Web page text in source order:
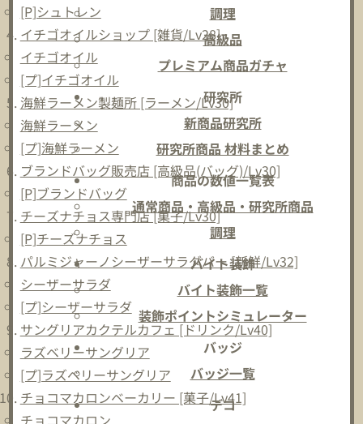
調理
高級品
プレミアム商品ガチャ
研究所
新商品研究所
研究所商品 材料まとめ
商品の数値一覧表
通常商品・高級品・研究所商品
調理
バイト装飾
バイト装飾一覧
装飾ポイントシミュレーター
バッジ
バッジ一覧
デコ
[P]シュトレン
イチゴオイルショップ [雑貨/Lv28]
イチゴオイル
[プ]イチゴオイル
海鮮ラーメン製麺所 [ラーメン/Lv30]
海鮮ラーメン
[プ]海鮮ラーメン
ブランドバッグ販売店 [高級品(バッグ)/Lv30]
[P]ブランドバッグ
チーズナチョス専門店 [菓子/Lv30]
[P]チーズナチョス
パルミジャーノシーザーサラダバー [新鮮/Lv32]
シーザーサラダ
[プ]シーザーサラダ
サングリアカクテルカフェ [ドリンク/Lv40]
ラズベリーサングリア
[プ]ラズベリーサングリア
チョコマカロンベーカリー [菓子/Lv41]
チョコマカロン